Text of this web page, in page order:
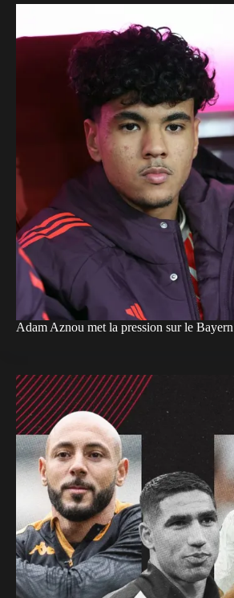
Adam Aznou met la pression sur le Bayern